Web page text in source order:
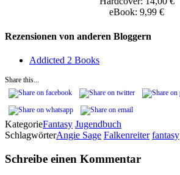
eBook: 9,99 €
Rezensionen von anderen Bloggern
Addicted 2 Books
Share this...
KategorieFantasy Jugendbuch
SchlagwörterAngie Sage Falkenreiter fantasy
Schreibe einen Kommentar